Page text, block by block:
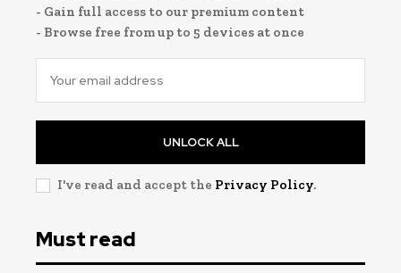
- Gain full access to our premium content
- Browse free from up to 5 devices at once
UNLOCK ALL
I've read and accept the Privacy Policy.
Must read